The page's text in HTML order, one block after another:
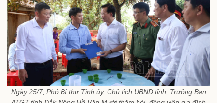
Ngày 25/7, Phó Bí thư Tỉnh ủy, Chủ tịch UBND tỉnh, Trưởng Ban